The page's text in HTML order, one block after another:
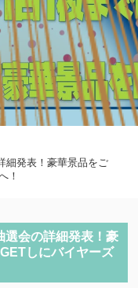
細発表！豪華景品をご
！
選会の詳細発表！豪
しにバイヤーズ